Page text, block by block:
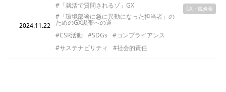
2024.11.22
#「就活で質問されるゾ」GX
#「環境部署に急に異動になった担当者」の
ためのGX黒帯への道
#CSR活動
#SDGs
#コンプライアンス
#サステナビリティ
#社会的責任
GX・脱炭素